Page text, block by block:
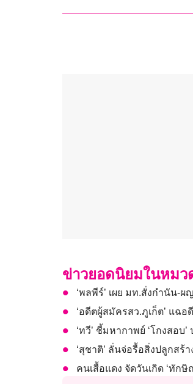
ข่าวยอดนิยมในหมว
‘พลพีร์’ เผย มท.สั่งกำนัน
‘อดีตผู้สมัครสว.ภูเก็ต’ แฉ
‘ทวี’ ชี้มหากาพย์ ‘โกงสอ
‘สุชาติ’ ลั่นจ่อรื้อสิ่งปลูกสร้
คนเสื้อแดง จัดวันเกิด ‘ทัก